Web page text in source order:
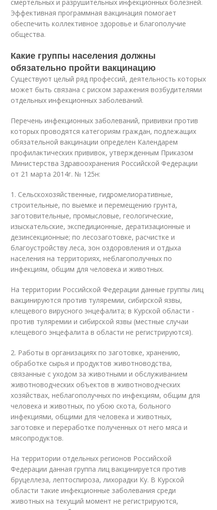
смертельных и разрушительных инфекционных болезней.
Эффективная программная вакцинация помогает
обеспечить коллективное здоровье и благополучие
общества.
Какие группы населения должны
обязательно пройти вакцинацию
Существуют целый ряд профессий, деятельность которых
может быть связана с риском заражения возбудителями
отдельных инфекционных заболеваний.
Перечень инфекционных заболеваний, прививки против
которых проводятся категориям граждан, подлежащих
обязательной вакцинации определен Календарем
профилактических прививок, утвержденным Приказом
Министерства Здравоохранения Российской Федерации
от 21 марта 2014г. № 125н:
1. Сельскохозяйственные, гидромелиоративные,
строительные, по выемке и перемещению грунта,
заготовительные, промысловые, геологические,
изыскательские, экспедиционные, дератизационные и
дезинсекционные; по лесозаготовке, расчистке и
благоустройству леса, зон оздоровления и отдыха
населения на территориях, неблагополучных по
инфекциям, общим для человека и животных.
На территории Российской Федерации данные группы лиц
вакцинируются против туляремии, сибирской язвы,
клещевого вирусного энцефалита; в Курской области -
против туляремии и сибирской язвы (местные случаи
клещевого энцефалита в области не регистрируются).
2. Работы в организациях по заготовке, хранению,
обработке сырья и продуктов животноводства,
связанные с уходом за животными и обслуживанием
животноводческих объектов в животноводческих
хозяйствах, неблагополучных по инфекциям, общим для
человека и животных, по убою скота, больного
инфекциями, общими для человека и животных,
заготовке и переработке полученных от него мяса и
мясопродуктов.
На территории отдельных регионов Российской
Федерации данная группа лиц вакцинируется против
бруцеллеза, лептоспироза, лихорадки Ку. В Курской
области такие инфекционные заболевания среди
животных на текущий момент не регистрируются,